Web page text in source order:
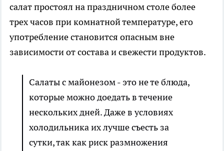
салат простоял на праздничном столе более
трех часов при комнатной температуре, его
употребление становится опасным вне
зависимости от состава и свежести продуктов.
Салаты с майонезом - это не те блюда,
которые можно доедать в течение
нескольких дней. Даже в условиях
холодильника их лучше съесть за
сутки, так как риск размножения